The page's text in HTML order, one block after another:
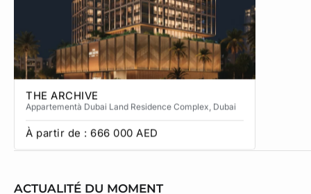
THE ARCHIVE
Appartementà Dubai Land Residence Complex , Dubai
À partir de : 666 000 AED
ACTUALITÉ DU MOMENT